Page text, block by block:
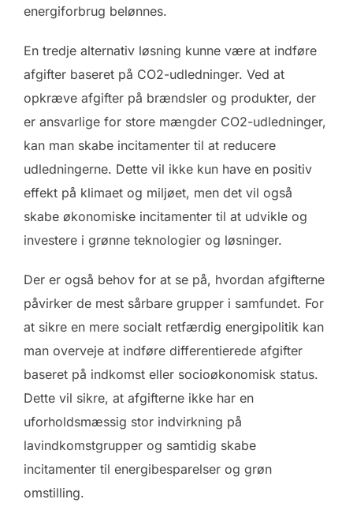
energiforbrug belønnes.
En tredje alternativ løsning kunne være at indføre
afgifter baseret på CO2-udledninger. Ved at
opkræve afgifter på brændsler og produkter, der
er ansvarlige for store mængder CO2-udledninger,
kan man skabe incitamenter til at reducere
udledningerne. Dette vil ikke kun have en positiv
effekt på klimaet og miljøet, men det vil også
skabe økonomiske incitamenter til at udvikle og
investere i grønne teknologier og løsninger.
Der er også behov for at se på, hvordan afgifterne
påvirker de mest sårbare grupper i samfundet. For
at sikre en mere socialt retfærdig energipolitik kan
man overveje at indføre differentierede afgifter
baseret på indkomst eller socioøkonomisk status.
Dette vil sikre, at afgifterne ikke har en
uforholdsmæssig stor indvirkning på
lavindkomstgrupper og samtidig skabe
incitamenter til energibesparelser og grøn
omstilling.